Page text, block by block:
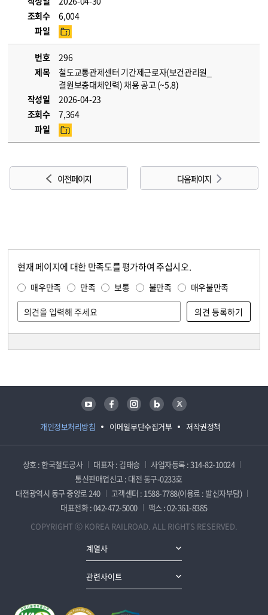
조회수
6,004
파일
번호
296
제목
철도교통관제센터 기간제근로자(보건관리원_
결원보충대체인력) 채용 공고 (~5.8)
작성일
2026-04-23
조회수
7,364
파일
이전 페이지 다음 페이지
현재 페이지에 대한 만족도를 평가하여 주십시오.
매우만족 만족 보통 불만족 매우불만족
개인정보처리방침 이메일무단수집거부 저작권정책
유튜브 페이스북 인스타그램 블로그 트위터
상호 : 한국철도공사 대표자 : 김태승
사업자등록 : 314-82-10024
통신판매업신고 : 대전 동구-0233호
대전광역시 동구 중앙로 240
고객센터 : 1588-7788(이용료 : 발신자부담)
대표전화 : 042-472-5000
팩스 : 02-361-8385
COPYRIGHT ⓒ KOREA RAILROAD. ALL RIGHTS RESERVED.
계열사
관련사이트